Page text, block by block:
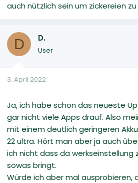
auch nützlich sein um zickereien
D D.
User
3. April 2022
Ja, ich habe schon das neueste
gar nicht viele Apps drauf. Also
mit einem deutlich geringeren
22 ultra. Hört man aber ja auch
ich nicht dass da werkseinstellung
sowas bringt.
Würde ich aber mal ausprobieren,